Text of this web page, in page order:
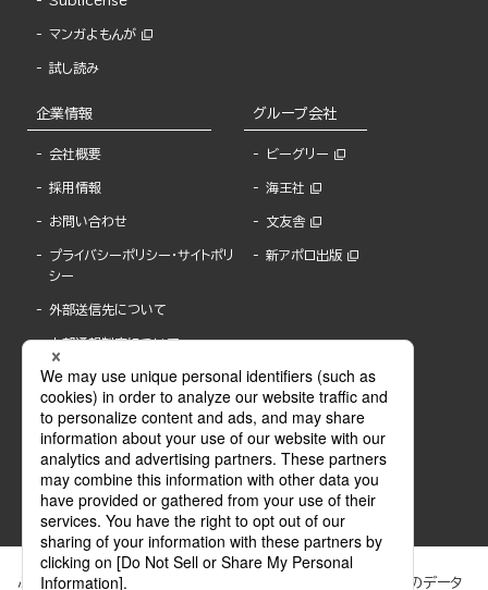
マンガよもんが
試し読み
企業情報
会社概要
採用情報
お問い合わせ
プライバシーポリシー・サイトポリ
シー
外部送信先について
内部通報制度について
グループ会社
ビーグリー
海王社
文友舎
新アポロ出版
ぶんか社が運営するサイトでは、利便性向上のためにCookie等のデータ